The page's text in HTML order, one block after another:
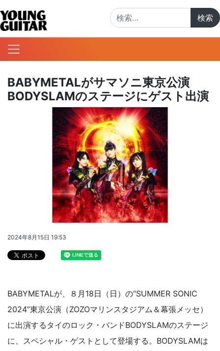
BABYMETALがサマソニ東京公演
BODYSLAMのステージにゲスト出演
2024年8月15日 19:53
BABYMETALが、８月18日（日）の“SUMMER SONIC
2024”東京公演（ZOZOマリンスタジアム＆幕張メッセ）
に出演するタイのロック・バンドBODYSLAMのステージ
に、スペシャル・ゲストとして登場する。BODYSLAMは